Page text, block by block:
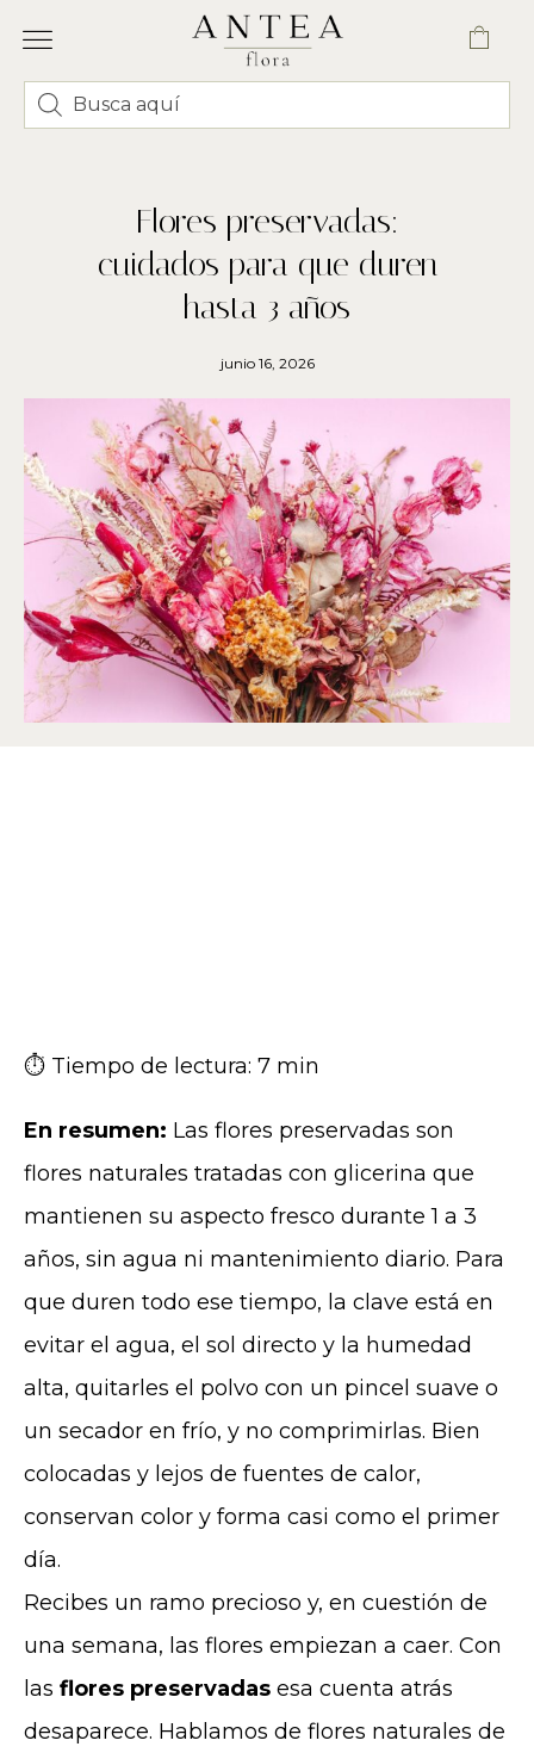
Flores preservadas:
cuidados para que duren
hasta 3 años
junio 16, 2026
⏱ Tiempo de lectura: 7 min
En resumen: Las flores preservadas son
flores naturales tratadas con glicerina que
mantienen su aspecto fresco durante 1 a 3
años, sin agua ni mantenimiento diario. Para
que duren todo ese tiempo, la clave está en
evitar el agua, el sol directo y la humedad
alta, quitarles el polvo con un pincel suave o
un secador en frío, y no comprimirlas. Bien
colocadas y lejos de fuentes de calor,
conservan color y forma casi como el primer
día.
Recibes un ramo precioso y, en cuestión de
una semana, las flores empiezan a caer. Con
las flores preservadas esa cuenta atrás
desaparece. Hablamos de flores naturales de